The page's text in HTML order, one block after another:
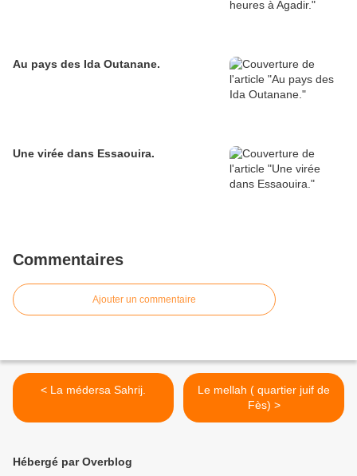
Au pays des Ida Outanane.
Une virée dans Essaouira.
Commentaires
Ajouter un commentaire
< La médersa Sahrij.
Le mellah ( quartier juif de
Fès) >
Hébergé par Overblog